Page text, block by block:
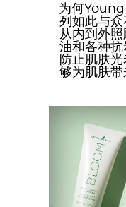
为何
列如此与众
从内到外
油和各种
防止肌肤
够为肌肤